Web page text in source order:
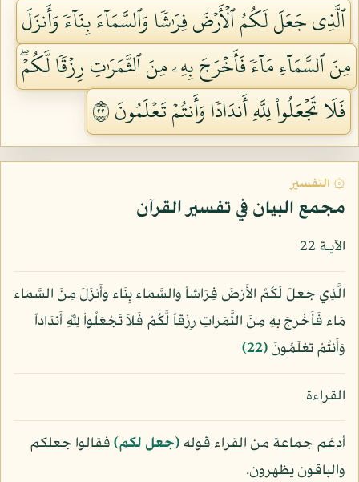
ٱلَّذِي جَعَلَ لَكُمُ ٱلۡأَرۡضَ فِرَٰشٗا وَٱلسَّمَآءَ بِنَآءٗ وَأَنزَلَ
مِنَ ٱلسَّمَآءِ مَآءٗ فَأَخۡرَجَ بِهِۦ مِنَ ٱلثَّمَرَٰتِ رِزۡقٗا لَّكُمۡۖ
فَلَا تَجۡعَلُواْ لِلَّهِ أَندَادٗا وَأَنتُمۡ تَعۡلَمُونَ ٢٢
۞ التفسير
مجمع البيان في تفسير القرآن
الآيـة 22
الَّذِي جَعَلَ لَكُمُ الأَرْضَ فِرَاشاً وَالسَّمَاء بِنَاء وَأَنزَلَ مِنَ السَّمَاء
مَاء فَأَخْرَجَ بِهِ مِنَ الثَّمَرَاتِ رِزْقاً لَّكُمْ فَلاَ تَجْعَلُواْ لِلّهِ أَندَاداً
وَأَنتُمْ تَعْلَمُونَ﴿22﴾
القراءة
أدغم جماعة من القراء قوله﴿جعل لكم﴾فقالوا جعلكم
والباقون يظهرون.